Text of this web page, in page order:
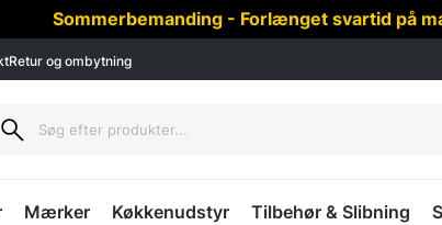
Sommerbemanding - Forlænget svartid på
Retur og ombytning
Mærker Køkkenudstyr Tilbehør & Slibning